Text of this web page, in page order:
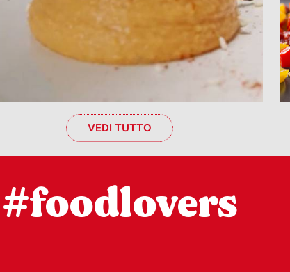
VEDI TUTTO
#foodlovers